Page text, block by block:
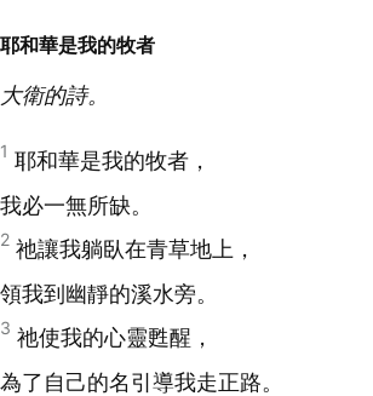
耶和華是我的牧者
大衛的詩。
1 耶和華是我的牧者，
我必一無所缺。
2 祂讓我躺臥在青草地上，
領我到幽靜的溪水旁。
3 祂使我的心靈甦醒，
為了自己的名引導我走正路。